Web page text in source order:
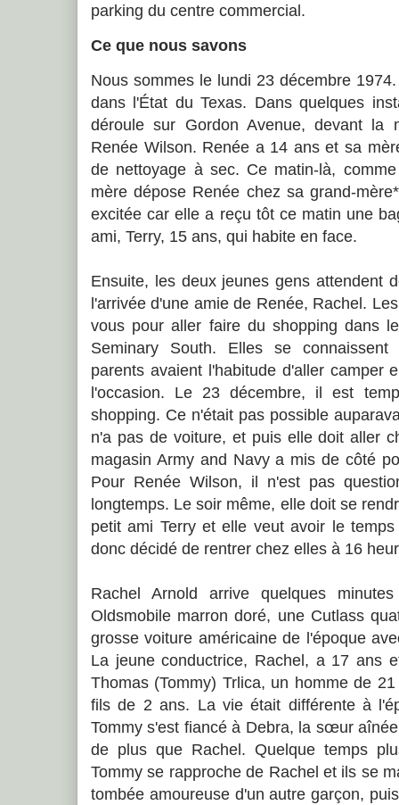
parking du centre commercial.
Ce que nous savons
Nous sommes le lundi 23 décembre
dans l'État du Texas. Dans quelques
déroule sur Gordon Avenue, devant la
Renée Wilson. Renée a 14 ans et sa
de nettoyage à sec. Ce matin-là,
mère dépose Renée chez sa grand-
excitée car elle a reçu tôt ce matin une
ami, Terry, 15 ans, qui habite en face.
Ensuite, les deux jeunes gens attendent
l'arrivée d'une amie de Renée, Rachel.
vous pour aller faire du shopping dans
Seminary South. Elles se
parents avaient l'habitude d'aller camper
l'occasion. Le 23 décembre, il est
shopping. Ce n'était pas possible
n'a pas de voiture, et puis elle doit aller
magasin Army and Navy a mis de côté
Pour Renée Wilson, il n'est pas
longtemps. Le soir même, elle doit se
petit ami Terry et elle veut avoir le
donc décidé de rentrer chez elles à 16
Rachel Arnold arrive quelques
Oldsmobile marron doré, une Cutlass
grosse voiture américaine de l'époque
La jeune conductrice, Rachel, a 17 ans
Thomas (Tommy) Trlica, un homme de
fils de 2 ans. La vie était différente à
Tommy s'est fiancé à Debra, la sœur
de plus que Rachel. Quelque temps
Tommy se rapproche de Rachel et ils se
tombée amoureuse d'un autre garçon,